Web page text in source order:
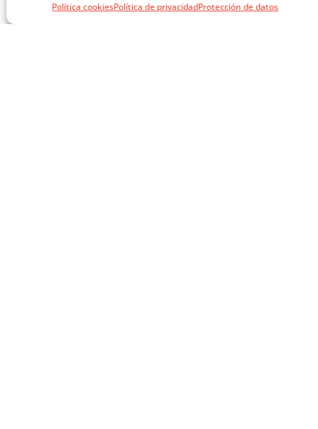
Política cookiesPolítica de privacidadProtección de datos